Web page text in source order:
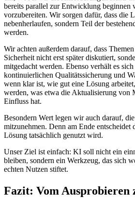
bereits parallel zur Entwicklung beginnen
vorzubereiten. Wir sorgen dafür, dass die
nebenherlaufen, sondern Teil der
werden.
Wir achten außerdem darauf, dass
Sicherheit nicht erst später diskutiert,
mitgedacht werden. Ebenso verhält es
kontinuierlichen Qualitätssicherung und
wenn klar ist, wie gut eine Lösung
werden, was etwa die Aktualisierung von
Einfluss hat.
Besondern Wert legen wir auch darauf,
mitzunehmen. Denn am Ende entscheidet
Lösung tatsächlich genutzt wird.
Unser Ziel ist einfach: KI soll nicht ein
bleiben, sondern ein Werkzeug, das sich
echten Nutzen stiftet.
Fazit: Vom Ausprobieren